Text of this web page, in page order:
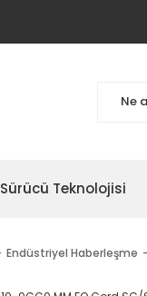
Sürücü Teknolojisi
Endüstriyel Haberleşme